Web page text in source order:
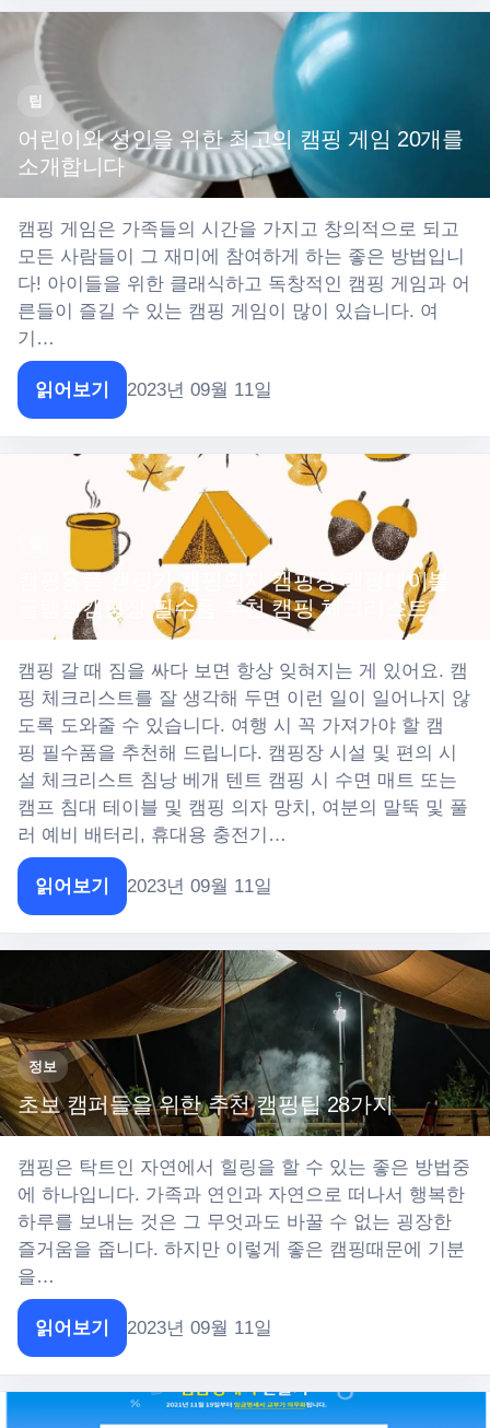
팁
어린이와 성인을 위한 최고의 캠핑 게임 20개를
소개합니다
캠핑 게임은 가족들의 시간을 가지고 창의적으로 되고
모든 사람들이 그 재미에 참여하게 하는 좋은 방법입니
다! 아이들을 위한 클래식하고 독창적인 캠핑 게임과 어
른들이 즐길 수 있는 캠핑 게임이 많이 있습니다. 여
기…
읽어보기 2023년 09월 11일
캠핑용품 캠핑카 캠핑의자 캠핑장 캠핑테이블
글램핑캠핑장 필수품 추천 캠핑 체크리스트
캠핑 갈 때 짐을 싸다 보면 항상 잊혀지는 게 있어요. 캠
핑 체크리스트를 잘 생각해 두면 이런 일이 일어나지 않
도록 도와줄 수 있습니다. 여행 시 꼭 가져가야 할 캠
핑 필수품을 추천해 드립니다. 캠핑장 시설 및 편의 시
설 체크리스트 침낭 베개 텐트 캠핑 시 수면 매트 또는
캠프 침대 테이블 및 캠핑 의자 망치, 여분의 말뚝 및 풀
러 예비 배터리, 휴대용 충전기…
읽어보기 2023년 09월 11일
정보
초보 캠퍼들을 위한 추천 캠핑팁 28가지
캠핑은 탁트인 자연에서 힐링을 할 수 있는 좋은 방법중
에 하나입니다. 가족과 연인과 자연으로 떠나서 행복한
하루를 보내는 것은 그 무엇과도 바꿀 수 없는 굉장한
즐거움을 줍니다. 하지만 이렇게 좋은 캠핑때문에 기분
을…
읽어보기 2023년 09월 11일